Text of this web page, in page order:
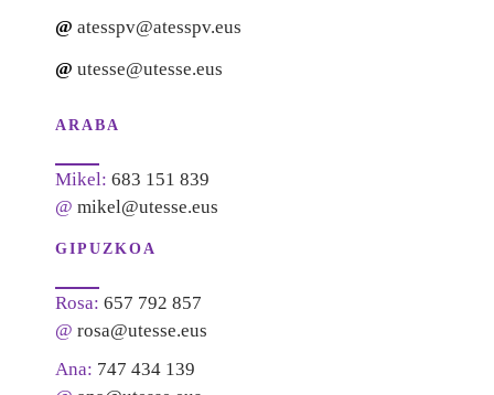
@ atesspv@atesspv.eus
@ utesse@utesse.eus
ARABA
Mikel: 683 151 839
@ mikel@utesse.eus
GIPUZKOA
Rosa: 657 792 857
@ rosa@utesse.eus
Ana: 747 434 139